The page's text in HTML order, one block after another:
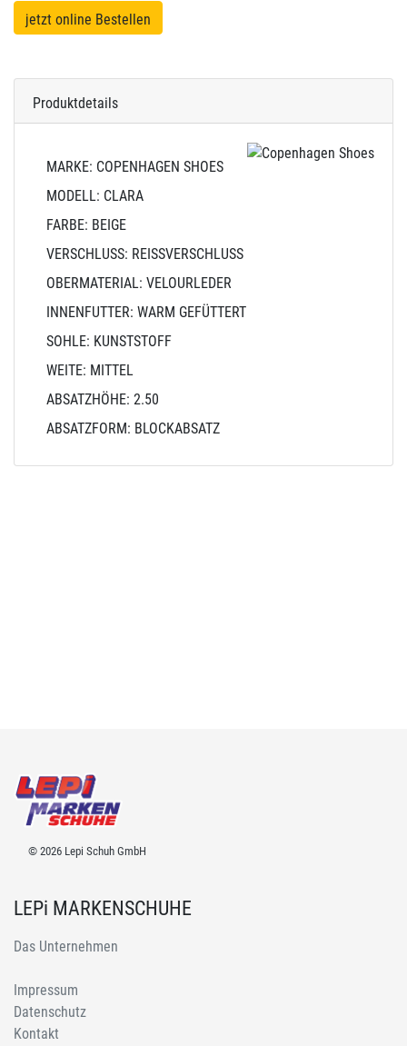
jetzt online Bestellen
Produktdetails
MARKE: COPENHAGEN SHOES
MODELL: CLARA
FARBE: BEIGE
VERSCHLUSS: REISSVERSCHLUSS
OBERMATERIAL: VELOURLEDER
INNENFUTTER: WARM GEFÜTTERT
SOHLE: KUNSTSTOFF
WEITE: MITTEL
ABSATZHÖHE: 2.50
ABSATZFORM: BLOCKABSATZ
© 2026 Lepi Schuh GmbH
LEPi MARKENSCHUHE
Das Unternehmen
Impressum
Datenschutz
Kontakt